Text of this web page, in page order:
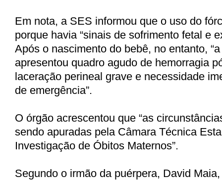
Em nota, a SES informou que o uso do
porque havia “sinais de sofrimento fetal e
Após o nascimento do bebê, no entanto,
apresentou quadro agudo de hemorragia
laceração perineal grave e necessidade
de emergência”.
O órgão acrescentou que “as
sendo apuradas pela Câmara Técnica
Investigação de Óbitos Maternos”.
Segundo o irmão da puérpera, David